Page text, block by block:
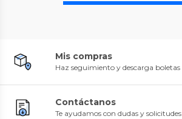
Mis compras
Haz seguimiento y descarga boletas
Contáctanos
Te ayudamos con dudas y solicitudes